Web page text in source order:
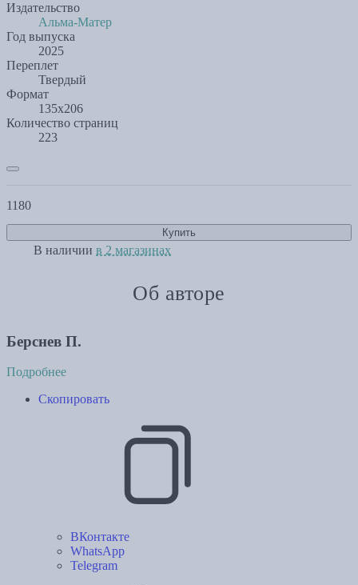
Издательство
Альма-Матер
Год выпуска
2025
Переплет
Твердый
Формат
135х206
Количество страниц
223
1180
Купить
В наличии в 2 магазинах
Об авторе
Берснев П.
Подробнее
Скопировать
ВКонтакте
WhatsApp
Telegram